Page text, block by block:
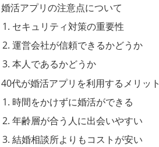
婚活アプリの注意点について
セキュリティ対策の重要性
運営会社が信頼できるかどうか
本人であるかどうか
40代が婚活アプリを利用するメリット
時間をかけずに婚活ができる
年齢層が合う人に出会いやすい
結婚相談所よりもコストが安い